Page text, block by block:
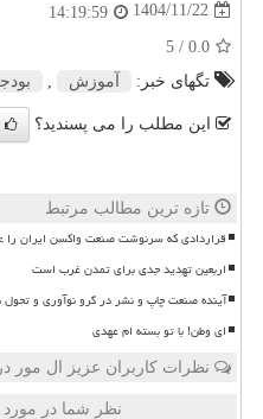
1404/11/22
14:19:59
0.0
/ 5
تگهای خبر:
آموزش
این مطلب را می پسندید؟
تازه ترین مطالب مرتبط
قراردادی که سرنوشت صنعت واکسن ایران
اربعین تهدید جدی برای تمدن غرب است
آینده صنعت چاپ و نشر در گرو نوآوری و
ای وطن! با تو بسته ام عهدی
نظرات کاربران عزیز ال مور
نظر شما در